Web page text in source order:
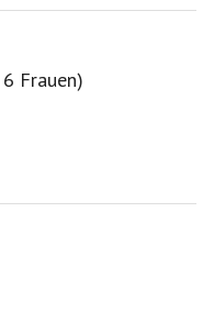
6 Frauen)